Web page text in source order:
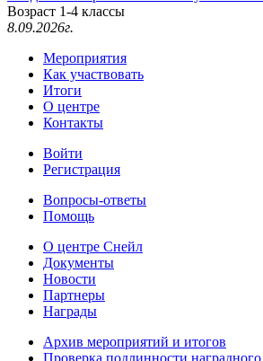
Возраст 1-4 классы
8.09.2026г.
Мероприятия
Как участвовать
Итоги
О центре
Контакты
Войти
Регистрация
Вопросы-ответы
Помощь
О центре Снейл
Документы
Новости
Партнеры
Награды
Архив мероприятий и итогов
Проверка подлинности наградного